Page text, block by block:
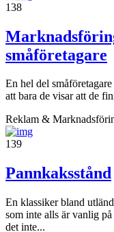
138
småföretagare
En hel del
att bara de visar att de
Reklam &
139
Pannkaksstånd
En klassiker bland
som inte alls är vanlig
det inte...